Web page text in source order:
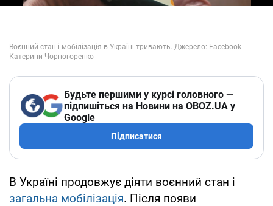
Будьте першими у курсі головного —
підпишіться на Новини на OBOZ.UA у
Google
Підписатися
В Україні продовжує діяти воєнний стан і
загальна мобілізація. Після появи